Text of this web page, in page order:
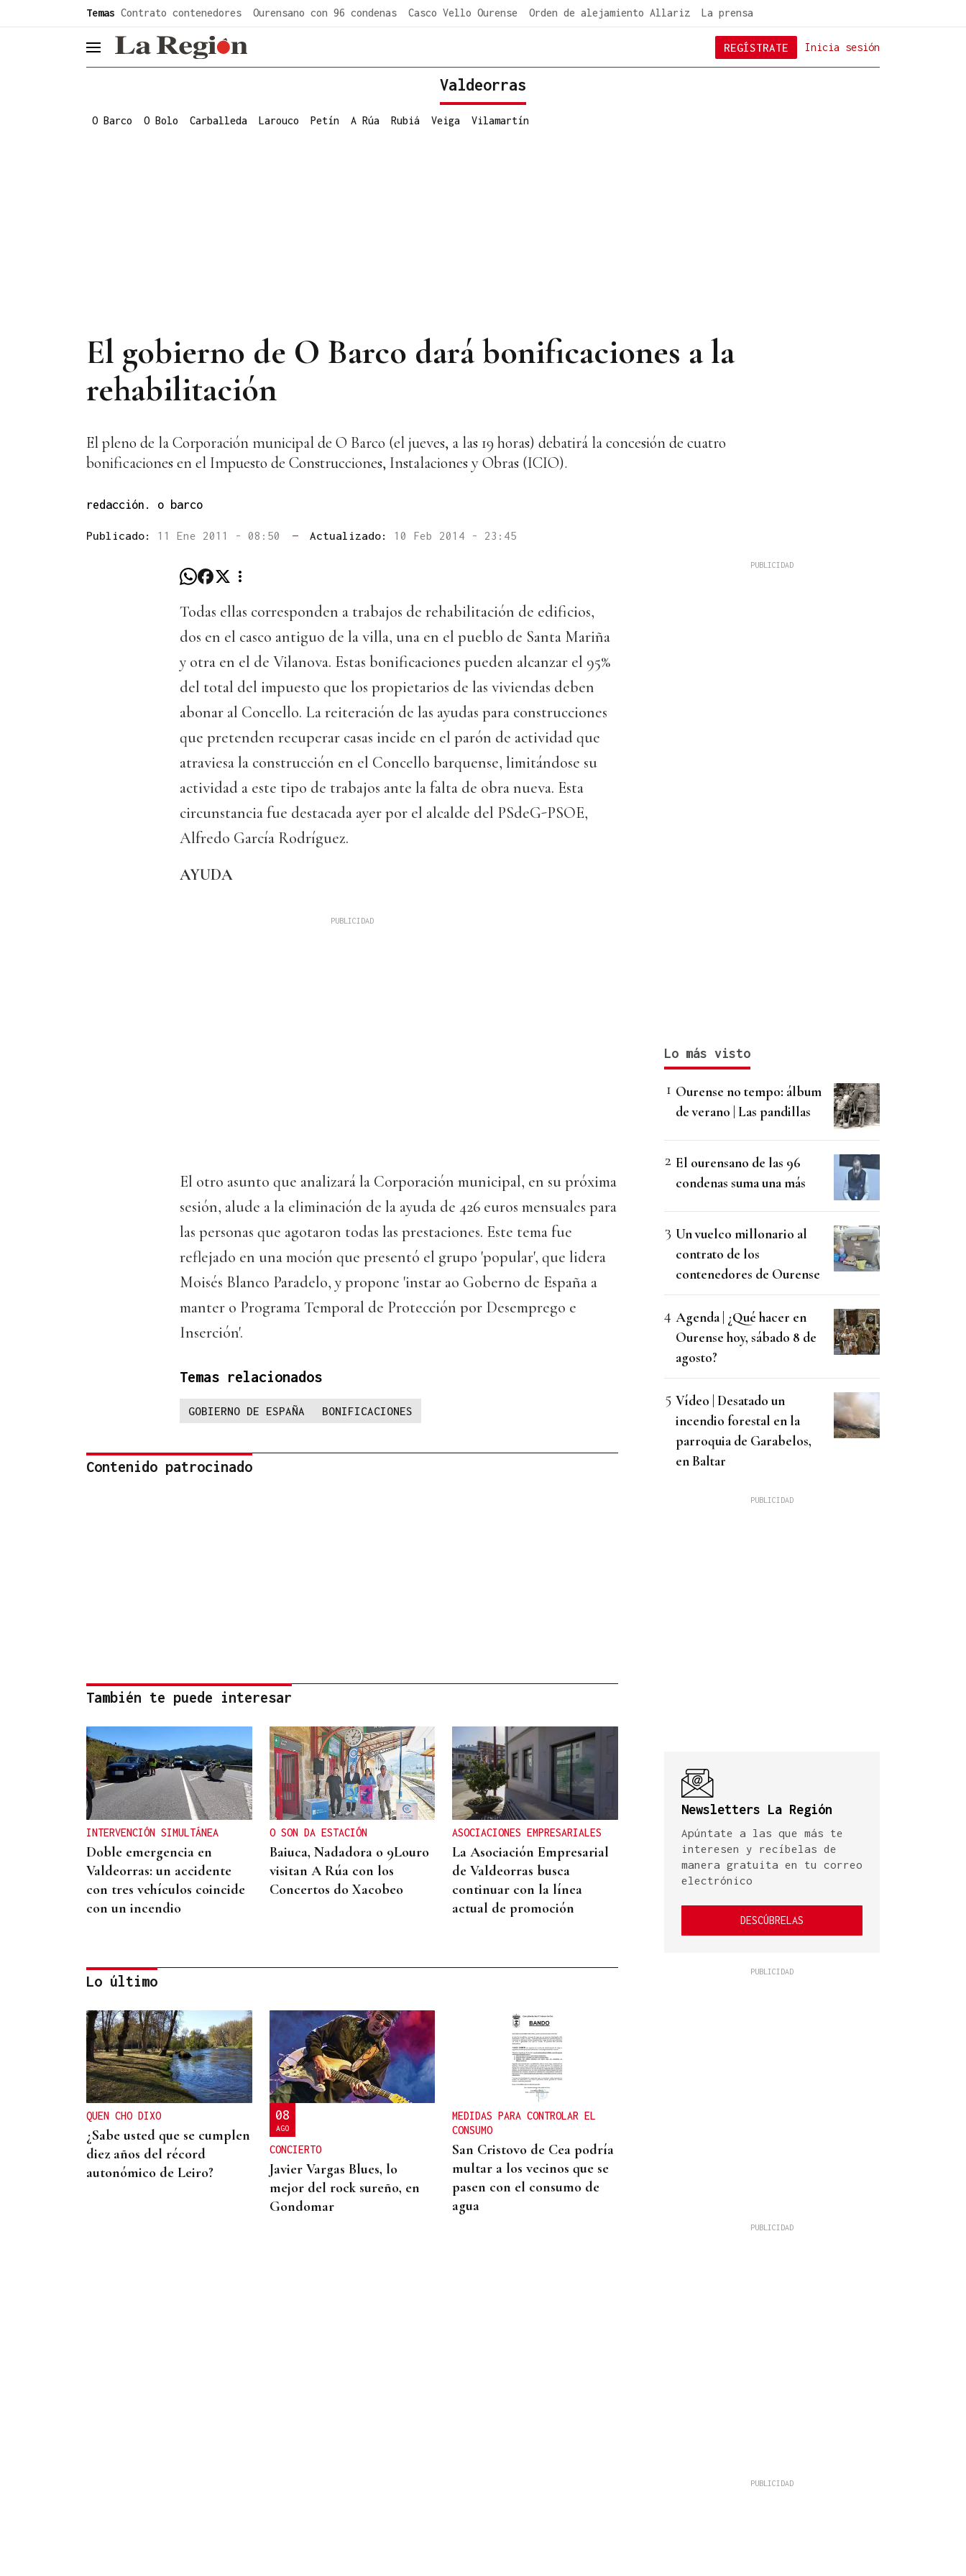
Temas Contrato contenedores Ourensano con 96 condenas Casco Vello Ourense Orden de alejamiento Allariz La prensa
header.menu.open Inicia sesión
REGÍSTRATE
Valdeorras
O Barco O Bolo Carballeda Larouco Petín A Rúa Rubiá Veiga Vilamartín
El gobierno de O Barco dará bonificaciones a la
rehabilitación
El pleno de la Corporación municipal de O Barco (el jueves, a las 19 horas) debatirá la concesión de cuatro
bonificaciones en el Impuesto de Construcciones, Instalaciones y Obras (ICIO).
redacción. o barco
Publicado: 11 Ene 2011 - 08:50 — Actualizado: 10 Feb 2014 - 23:45
Todas ellas corresponden a trabajos de rehabilitación de edificios,
dos en el casco antiguo de la villa, una en el pueblo de Santa Mariña
y otra en el de Vilanova. Estas bonificaciones pueden alcanzar el 95%
del total del impuesto que los propietarios de las viviendas deben
abonar al Concello. La reiteración de las ayudas para construcciones
que pretenden recuperar casas incide en el parón de actividad que
atraviesa la construcción en el Concello barquense, limitándose su
actividad a este tipo de trabajos ante la falta de obra nueva. Esta
circunstancia fue destacada ayer por el alcalde del PSdeG-PSOE,
Alfredo García Rodríguez.
AYUDA
El otro asunto que analizará la Corporación municipal, en su próxima
sesión, alude a la eliminación de la ayuda de 426 euros mensuales para
las personas que agotaron todas las prestaciones. Este tema fue
reflejado en una moción que presentó el grupo 'popular', que lidera
Moisés Blanco Paradelo, y propone 'instar ao Goberno de España a
manter o Programa Temporal de Protección por Desemprego e
Inserción'.
Temas relacionados
GOBIERNO DE ESPAÑA BONIFICACIONES
Contenido patrocinado
También te puede interesar
INTERVENCIÓN SIMULTÁNEA
Doble emergencia en
Valdeorras: un accidente
con tres vehículos coincide
con un incendio
O SON DA ESTACIÓN
Baiuca, Nadadora o 9Louro
visitan A Rúa con los
Concertos do Xacobeo
ASOCIACIONES EMPRESARIALES
La Asociación Empresarial
de Valdeorras busca
continuar con la línea
actual de promoción
DISTRIBUIDORA FAMILIAR
Gaseosas Roca, medio siglo
creciendo junto a
Valdeorras y Coca-Cola
Lo último
QUEN CHO DIXO
¿Sabe usted que se cumplen
diez años del récord
autonómico de Leiro?
08
AGO
CONCIERTO
Javier Vargas Blues, lo
mejor del rock sureño, en
Gondomar
MEDIDAS PARA CONTROLAR EL
CONSUMO
San Cristovo de Cea podría
multar a los vecinos que se
pasen con el consumo de
agua
Lo más visto
Ourense no tempo: álbum
de verano | Las pandillas
El ourensano de las 96
condenas suma una más
Un vuelco millonario al
contrato de los
contenedores de Ourense
Agenda | ¿Qué hacer en
Ourense hoy, sábado 8 de
agosto?
Vídeo | Desatado un
incendio forestal en la
parroquia de Garabelos,
en Baltar
Newsletters La Región
Apúntate a las que más te
interesen y recíbelas de
manera gratuita en tu correo
electrónico
DESCÚBRELAS